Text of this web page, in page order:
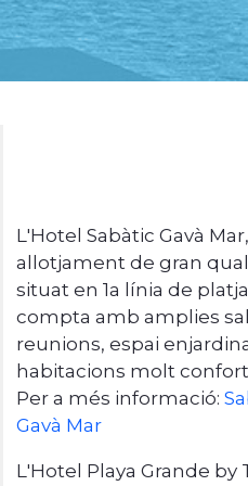
L'Hotel Sabàtic Gavà
allotjament de gran
situat en 1a línia de
compta amb amplies
reunions, espai
habitacions molt
Per a més informació:
Gavà Mar
L'Hotel Playa Grande by